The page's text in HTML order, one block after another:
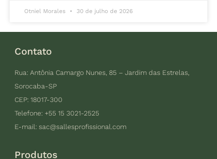
Otniel Morales 30 de julho de 2026
Contato
Rua: Antônia Camargo Nunes, 85 – Jardim das Estrelas,
Sorocaba-SP
CEP: 18017-300
Telefone: +55 15 3021-2525
E-mail: sac@sallesprofissional.com
Produtos